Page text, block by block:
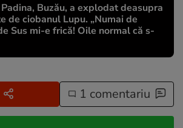
Buzău, a explodat deasupra
de ciobanul Lupu. „Numai de
Sus mi-e frică! Oile normal că s-
1 comentariu